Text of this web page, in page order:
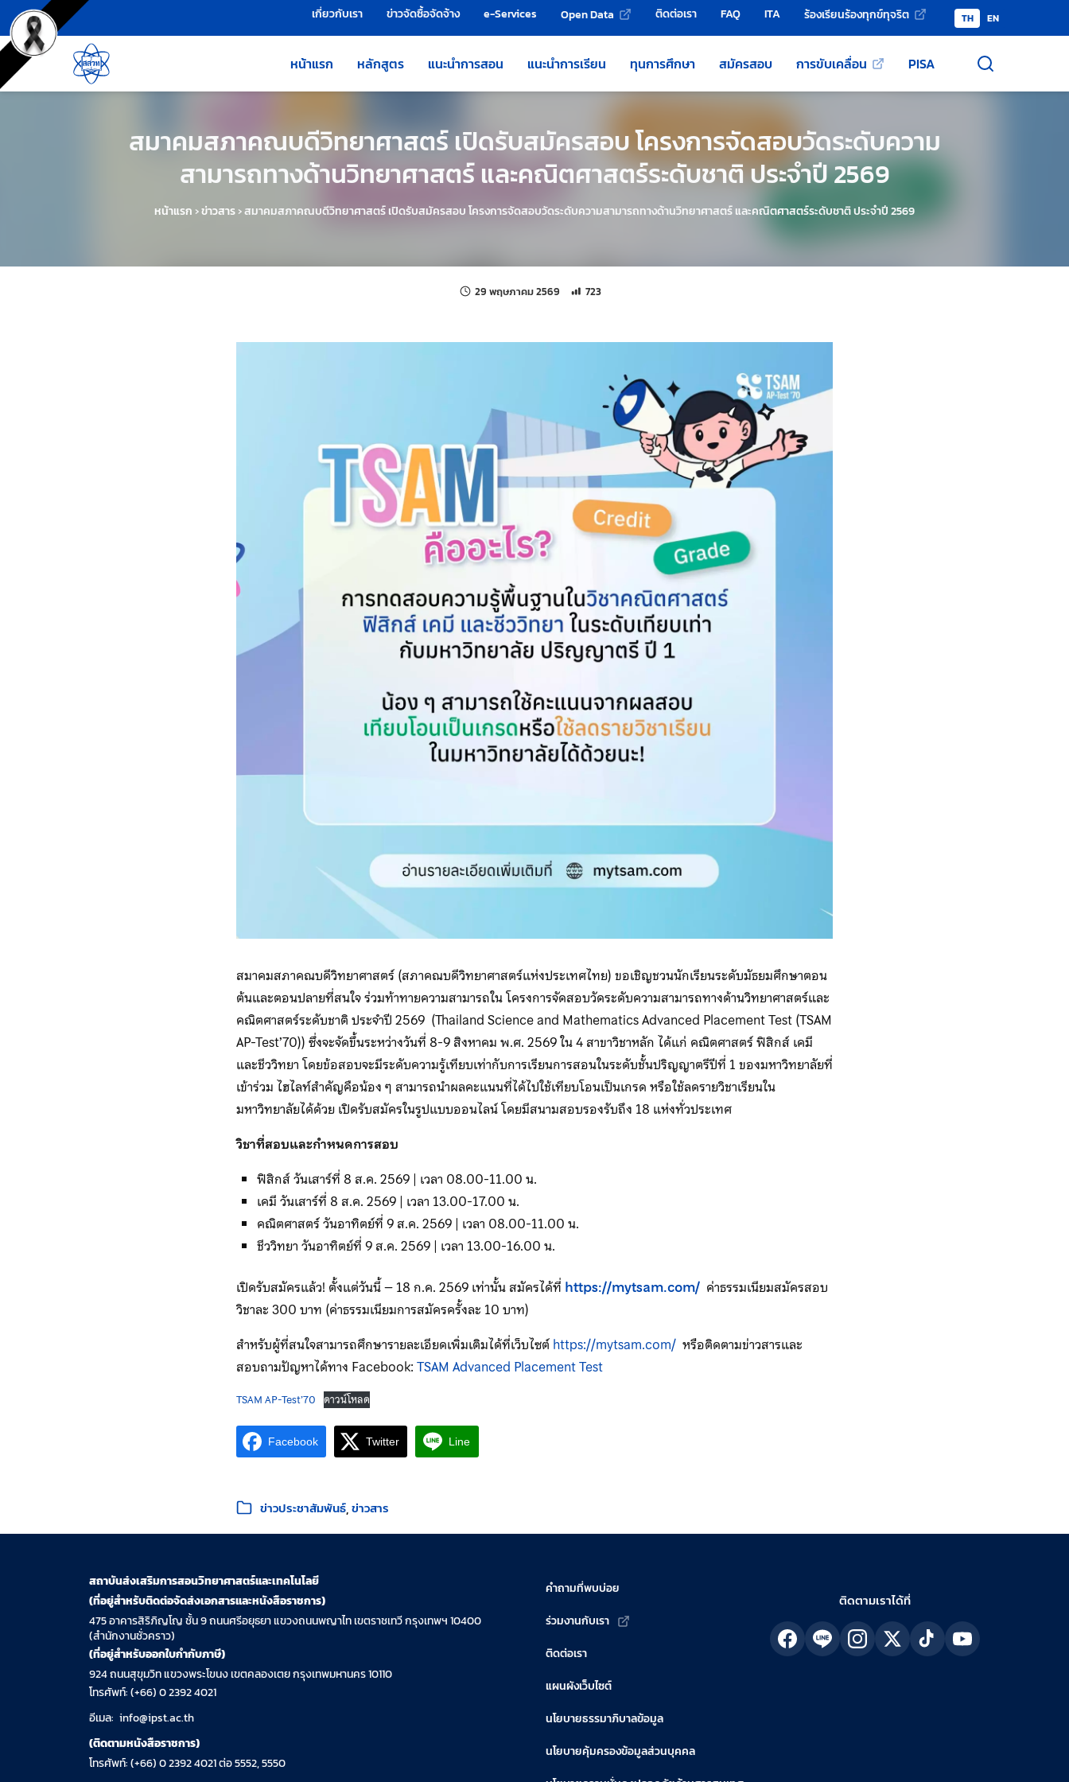
ข้ามไปยังเนื้อหาหลัก
เครื่องมือช่วยเหลือ เกี่ยวกับเรา ข่าวจัดซื้อจัดจ้าง e-Services Open Data ติดต่อเรา FAQ ITA ร้องเรียนร้องทุกข์ทุจริต TH EN
หน้าแรก หลักสูตร แนะนำการสอน แนะนำการเรียน ทุนการศึกษา สมัครสอบ การขับเคลื่อน PISA
สมาคมสภาคณบดีวิทยาศาสตร์ เปิดรับสมัครสอบ โครงการจัดสอบวัดระดับความ
สามารถทางด้านวิทยาศาสตร์ และคณิตศาสตร์ระดับชาติ ประจำปี 2569
หน้าแรก ›ข่าวสาร›สมาคมสภาคณบดีวิทยาศาสตร์ เปิดรับสมัครสอบ โครงการจัดสอบวัดระดับความสามารถทางด้านวิทยาศาสตร์ และคณิตศาสตร์ระดับชาติ ประจำปี 2569
29 พฤษภาคม 2569 แก้ไขล่าสุดเมื่อ:
จำนวนการเข้าชม 723 ครั้ง
723
สมาคมสภาคณบดีวิทยาศาสตร์ (สภาคณบดีวิทยาศาสตร์แห่งประเทศไทย) ขอเชิญชวนนักเรียนระดับมัธยมศึกษาตอน
ต้นและตอนปลายที่สนใจ ร่วมท้าทายความสามารถใน โครงการจัดสอบวัดระดับความสามารถทางด้านวิทยาศาสตร์และ
คณิตศาสตร์ระดับชาติ ประจำปี 2569 (Thailand Science and Mathematics Advanced Placement Test (TSAM
AP-Test’70)) ซึ่งจะจัดขึ้นระหว่างวันที่ 8-9 สิงหาคม พ.ศ. 2569 ใน 4 สาขาวิชาหลัก ได้แก่ คณิตศาสตร์ ฟิสิกส์ เคมี
และชีววิทยา โดยข้อสอบจะมีระดับความรู้เทียบเท่ากับการเรียนการสอนในระดับชั้นปริญญาตรีปีที่ 1 ของมหาวิทยาลัยที่
เข้าร่วม ไฮไลท์สำคัญคือน้อง ๆ สามารถนำผลคะแนนที่ได้ไปใช้เทียบโอนเป็นเกรด หรือใช้ลดรายวิชาเรียนใน
มหาวิทยาลัยได้ด้วย เปิดรับสมัครในรูปแบบออนไลน์ โดยมีสนามสอบรองรับถึง 18 แห่งทั่วประเทศ
วิชาที่สอบและกำหนดการสอบ
ฟิสิกส์ วันเสาร์ที่ 8 ส.ค. 2569 | เวลา 08.00-11.00 น.
เคมี วันเสาร์ที่ 8 ส.ค. 2569 | เวลา 13.00-17.00 น.
คณิตศาสตร์ วันอาทิตย์ที่ 9 ส.ค. 2569 | เวลา 08.00-11.00 น.
ชีววิทยา วันอาทิตย์ที่ 9 ส.ค. 2569 | เวลา 13.00-16.00 น.
เปิดรับสมัครแล้ว! ตั้งแต่วันนี้ – 18 ก.ค. 2569 เท่านั้น สมัครได้ที่ https://mytsam.com/ ค่าธรรมเนียมสมัครสอบ
วิชาละ 300 บาท (ค่าธรรมเนียมการสมัครครั้งละ 10 บาท)
สำหรับผู้ที่สนใจสามารถศึกษารายละเอียดเพิ่มเติมได้ที่เว็บไซต์https://mytsam.com/ หรือติดตามข่าวสารและ
สอบถามปัญหาได้ทาง Facebook:TSAM Advanced Placement Test
TSAM AP-Test’70 ดาวน์โหลด
Facebook Twitter Line
หมวดหมู่:
ข่าวประชาสัมพันธ์ ข่าวสาร
สถาบันส่งเสริมการสอนวิทยาศาสตร์และเทคโนโลยี
(ที่อยู่สำหรับติดต่อจัดส่งเอกสารและหนังสือราชการ)
475 อาคารสิริภิญโญ ชั้น 9 ถนนศรีอยุธยา แขวงถนนพญาไท เขตราชเทวี กรุงเทพฯ 10400
(สำนักงานชั่วคราว)
(ที่อยู่สำหรับออกใบกำกับภาษี)
924 ถนนสุขุมวิท แขวงพระโขนง เขตคลองเตย กรุงเทพมหานคร 10110
โทรศัพท์: (+66) 0 2392 4021
อีเมล: info@ipst.ac.th
(ติดตามหนังสือราชการ)
โทรศัพท์: (+66) 0 2392 4021 ต่อ 5552, 5550
คำถามที่พบบ่อย
ร่วมงานกับเรา
ติดต่อเรา
แผนผังเว็บไซต์
นโยบายธรรมาภิบาลข้อมูล
นโยบายคุ้มครองข้อมูลส่วนบุคคล
ติดตามเราได้ที่